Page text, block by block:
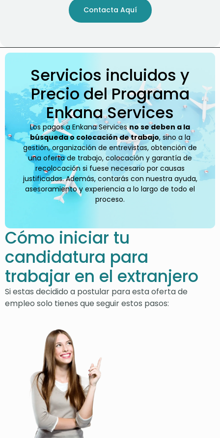
Contacta Aquí
Servicios incluidos y
Precio del Programa
Enkana Services
Los pagos a Enkana Servicesno se deben a la
búsqueda o colocación de trabajo, sino a la
gestión, organización de entrevistas, obtención de
una oferta de trabajo, colocación y garantía de
recolocación si fuese necesario por causas
justificadas. Además, contarás con nuestra ayuda,
asesoramiento y experiencia a lo largo de todo el
proceso.
Cómo iniciar tu
candidatura para
trabajar en el extranjero
Si estas decidido a postular para esta oferta de
empleo solo tienes que seguir estos pasos: